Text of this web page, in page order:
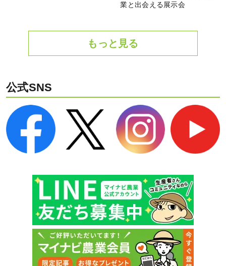
業と出会える展示会
もっと見る
公式SNS